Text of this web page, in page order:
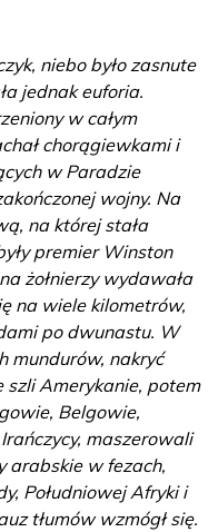
niebo było zasnute
jednak euforia.
w całym
chorągiewkami i
w Paradzie
wojny. Na
na której stała
premier Winston
żołnierzy wydawała
na wiele kilometrów,
po dwunastu. W
mundurów, nakryć
szli Amerykanie, potem
Belgowie,
maszerowali
arabskie w fezach,
Południowej Afryki i
tłumów wzmógł się.